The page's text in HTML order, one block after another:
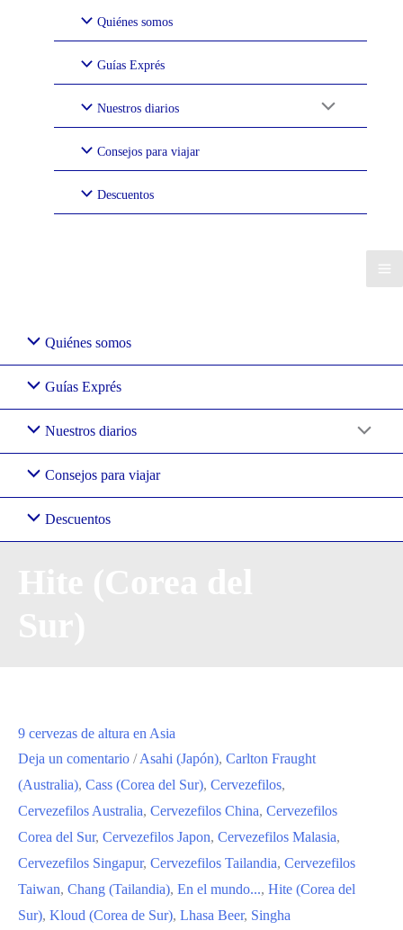
Quiénes somos
Guías Exprés
Nuestros diarios
Consejos para viajar
Descuentos
Quiénes somos
Guías Exprés
Nuestros diarios
Consejos para viajar
Descuentos
9 cervezas de altura en Asia
Deja un comentario /Asahi (Japón), Carlton Fraught
(Australia), Cass (Corea del Sur), Cervezefilos,
Cervezefilos Australia, Cervezefilos China, Cervezefilos
Corea del Sur, Cervezefilos Japon, Cervezefilos Malasia,
Cervezefilos Singapur, Cervezefilos Tailandia, Cervezefilos
Taiwan, Chang (Tailandia), En el mundo..., Hite (Corea del
Sur), Kloud (Corea de Sur), Lhasa Beer, Singha